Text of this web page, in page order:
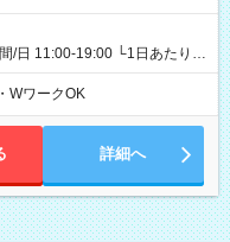
/日 11:00-19:00 └1日あたりの
内であれば、いつでも勤務可
な曜日でご勤務いただけま
き方が可能なお仕事です！
WワークOK
詳細へ